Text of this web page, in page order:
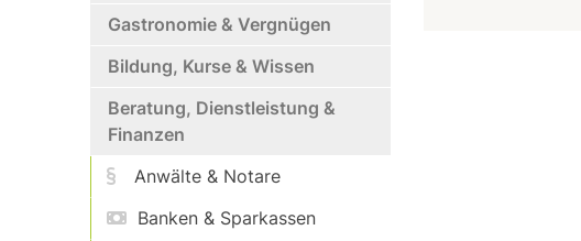
Gastronomie & Vergnügen
Bildung, Kurse & Wissen
Beratung, Dienstleistung &
Finanzen
Anwälte & Notare
Banken & Sparkassen